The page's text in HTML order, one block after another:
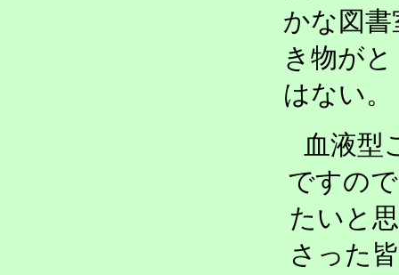
かな図
き物が
はない。
血液型
ですの
たいと
さった